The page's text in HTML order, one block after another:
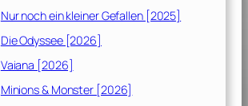
Nur noch ein kleiner Gefallen [2025]
Die Odyssee [2026]
Vaiana [2026]
Minions & Monster [2026]